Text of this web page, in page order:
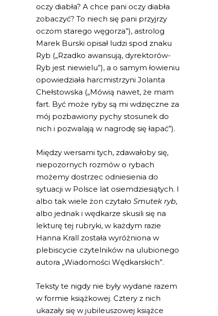
oczy diabła? A chce pani oczy diabła
zobaczyć? To niech się pani przyjrzy
oczom starego węgorza”), astrolog
Marek Burski opisał ludzi spod znaku
Ryb („Rzadko awansują, dyrektorów-
Ryb jest niewielu”), a o samym łowieniu
opowiedziała harcmistrzyni Jolanta
Chełstowska („Mówią nawet, że mam
fart. Być może ryby są mi wdzięczne za
mój pozbawiony pychy stosunek do
nich i pozwalają w nagrodę się łapać”).
Między wersami tych, zdawałoby się,
niepozornych rozmów o rybach
możemy dostrzec odniesienia do
sytuacji w Polsce lat osiemdziesiątych. I
albo tak wiele żon czytało Smutek ryb,
albo jednak i wędkarze skusili się na
lekturę tej rubryki, w każdym razie
Hanna Krall została wyróżniona w
plebiscycie czytelników na ulubionego
autora „Wiadomości Wędkarskich”.
Teksty te nigdy nie były wydane razem
w formie książkowej. Cztery z nich
ukazały się w jubileuszowej książce